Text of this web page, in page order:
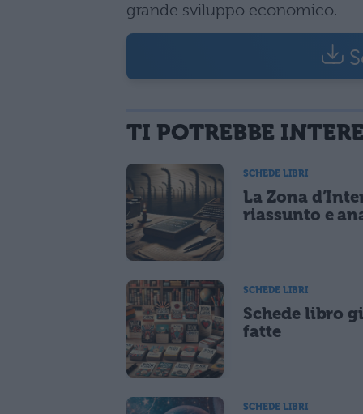
grande sviluppo economico.
TI POTREBBE
SCHEDE LIBRI
La Zona
riassunto e
SCHEDE LIBRI
Schede libro
fatte
SCHEDE LIBRI